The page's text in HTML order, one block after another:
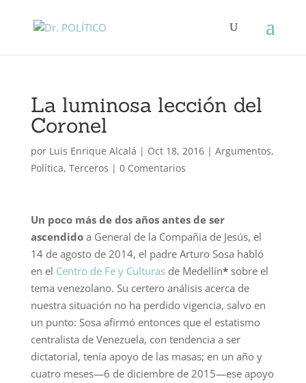
La luminosa lección del
Coronel
por Luis Enrique Alcalá | Oct 18, 2016| Argumentos,
Política, Terceros | 0 Comentarios
Un poco más de dos años antes de ser
ascendidoa General de la Compañia de Jesús, el
14 de agosto de 2014, el padre Arturo Sosa habló
en el Centro de Fe y Culturasde Medellín*sobre el
tema venezolano. Su certero análisis acerca de
nuestra situación no ha perdido vigencia, salvo en
un punto: Sosa afirmó entonces que el estatismo
centralista de Venezuela, con tendencia a ser
dictatorial, tenía apoyo de las masas; en un año y
cuatro meses—6 de diciembre de 2015—ese apoyo